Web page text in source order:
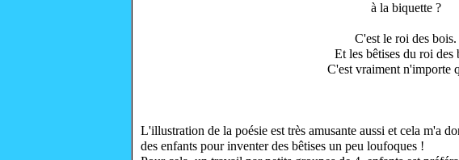
à la biquette ?
C'est le roi des bois.
Et les bêtises du roi des
C'est vraiment n'importe
L'illustration de la poésie est très amusante aussi et cela m'a
des enfants pour inventer des bêtises un peu loufoques !